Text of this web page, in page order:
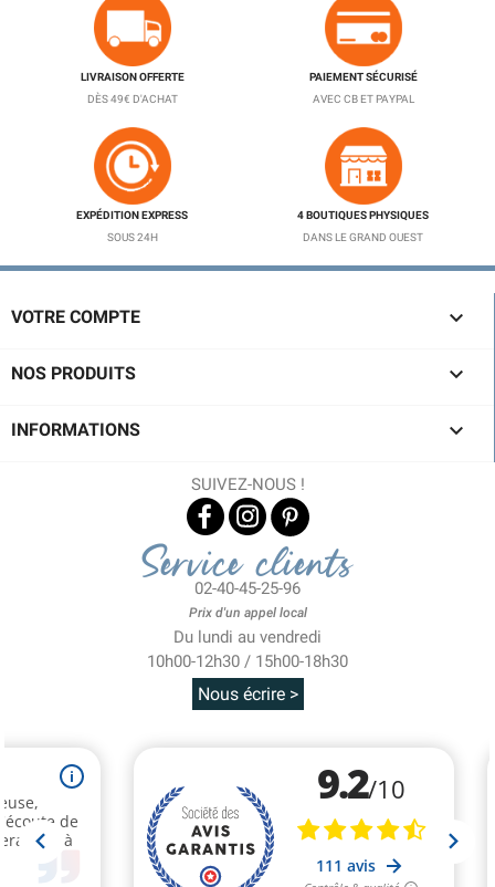
LIVRAISON OFFERTE
DÈS 49€ D'ACHAT
PAIEMENT SÉCURISÉ
AVEC CB ET PAYPAL
EXPÉDITION EXPRESS
SOUS 24H
4 BOUTIQUES PHYSIQUES
DANS LE GRAND OUEST
VOTRE COMPTE 
NOS PRODUITS 
INFORMATIONS 
SUIVEZ-NOUS !
Service clients
02-40-45-25-96
Prix d'un appel local
Du lundi au vendredi
10h00-12h30 / 15h00-18h30
Nous écrire >